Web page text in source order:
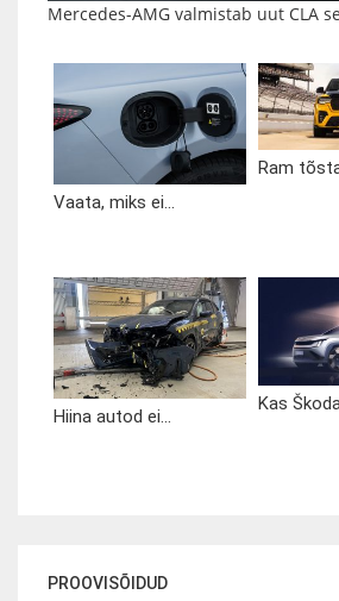
Mercedes-AMG valmistab uut CLA
Vaata, miks ei...
Ram
Hiina autod ei...
Kas
PROOVISÕIDUD